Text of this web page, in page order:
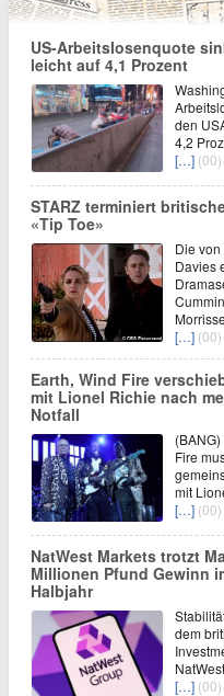
US-Arbeitslosenquote
leicht auf 4,1 Prozent
den
4,2
[…] (00)
STARZ terminiert
«Tip Toe»
Die
Davies
[…] (00)
Earth, Wind Fire
mit Lionel Richie nach
Notfall
Fire
mit
[…] (00)
NatWest Markets trotzt
Millionen Pfund Gewinn
Halbjahr
dem
[…] (00)